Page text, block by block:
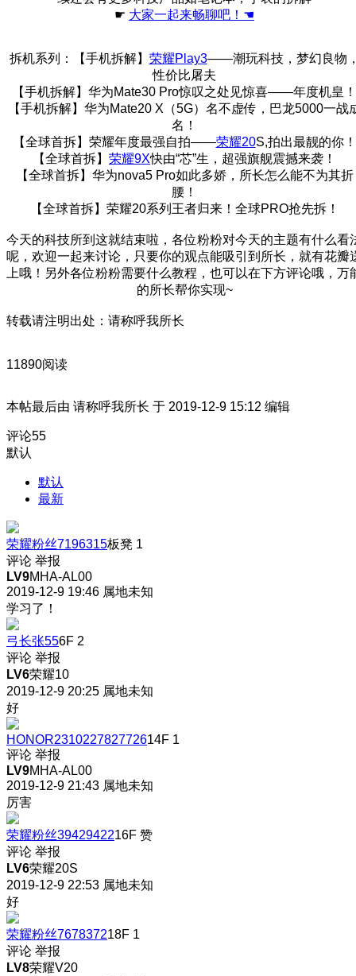
☛ 大家一起来畅聊吧！☚
拆机系列：【手机拆解】 荣耀Play3——潮玩科技，梦幻良物
性价比屠夫
【手机拆解】华为Mate30 Pro惊叹之处见惊喜——年度机皇！
【手机拆解】华为Mate20 X（5G）名不虚传，巴龙5000一战
名！
【全球首拆】荣耀年度最强自拍——荣耀20S,拍出最靓的你！
【全球首拆】 荣耀9X快由“芯”生，超强旗舰震撼来袭！
【全球首拆】华为nova5 Pro如此多娇，所长怎么能不为其折
腰！
【全球首拆】荣耀20系列王者归来！全球PRO抢先拆！
今天的科技所到这就结束啦，各位粉粉对今天的主题有什么看
呢，欢迎一起来讨论，只要你的观点能吸引到所长，就有花瓣
上哦！另外各位粉粉需要什么教程，也可以在下方评论哦，万
的所长帮你实现~
转载请注明出处：请称呼我所长
11890阅读
本帖最后由 请称呼我所长 于 2019-12-9 15:12 编辑
评论55
默认
默认
最新
荣耀粉丝7196315板凳 1
评论 举报
LV9MHA-AL00
2019-12-9 19:46 属地未知
学习了！
弓长张556F 2
评论 举报
LV6荣耀10
2019-12-9 20:25 属地未知
好
HONOR231022782772614F 1
评论 举报
LV9MHA-AL00
2019-12-9 21:43 属地未知
厉害
荣耀粉丝3942942216F 赞
评论 举报
LV6荣耀20S
2019-12-9 22:53 属地未知
好
荣耀粉丝767837218F 1
评论 举报
LV8荣耀V20